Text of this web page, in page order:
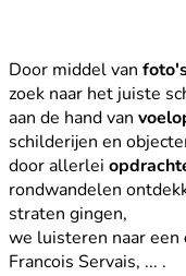
Door middel van
zoek naar het juiste
aan de hand van
schilderijen en
door allerlei
rondwandelen
straten gingen,
we luisteren naar een
Francois Servais, ... .